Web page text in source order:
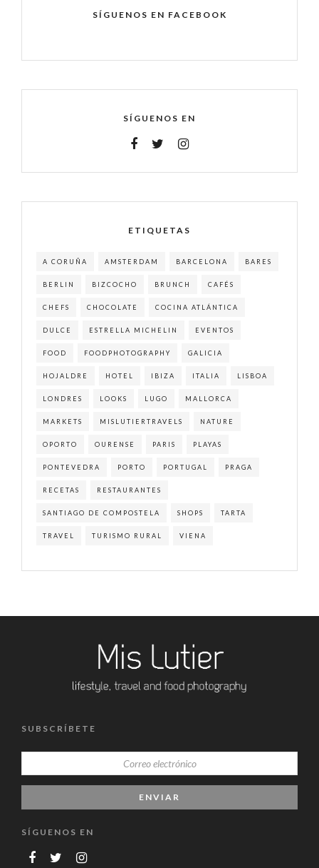
SÍGUENOS EN FACEBOOK
SÍGUENOS EN
ETIQUETAS
A CORUÑA AMSTERDAM BARCELONA BARES
BERLIN BIZCOCHO BRUNCH CAFÉS
CHEFS CHOCOLATE COCINA ATLÁNTICA
DULCE ESTRELLA MICHELIN EVENTOS
FOOD FOODPHOTOGRAPHY GALICIA
HOJALDRE HOTEL IBIZA ITALIA LISBOA
LONDRES LOOKS LUGO MALLORCA
MARKETS MISLUTIERTRAVELS NATURE
OPORTO OURENSE PARIS PLAYAS
PONTEVEDRA PORTO PORTUGAL PRAGA
RECETAS RESTAURANTES
SANTIAGO DE COMPOSTELA SHOPS TARTA
TRAVEL TURISMO RURAL VIENA
SUBSCRÍBETE
SÍGUENOS EN